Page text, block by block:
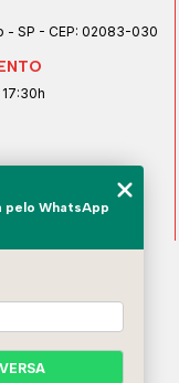
- SP - CEP: 02083-030
pelo WhatsApp